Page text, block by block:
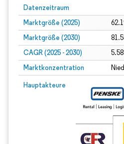
Datenzeitraum
Marktgröße (2025)
Marktgröße (2030)
CAGR (2025 - 2030)
Marktkonzentration
Hauptakteure